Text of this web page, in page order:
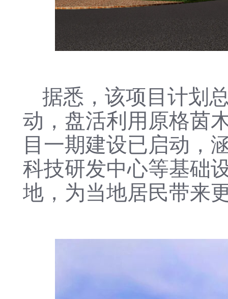
据悉，该项目计划
动，盘活利用原格茵
目一期建设已启动，
科技研发中心等基础
地，为当地居民带来